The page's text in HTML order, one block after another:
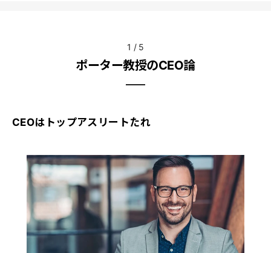
1 / 5
ポーター教授のCEO論
CEOはトップアスリートたれ